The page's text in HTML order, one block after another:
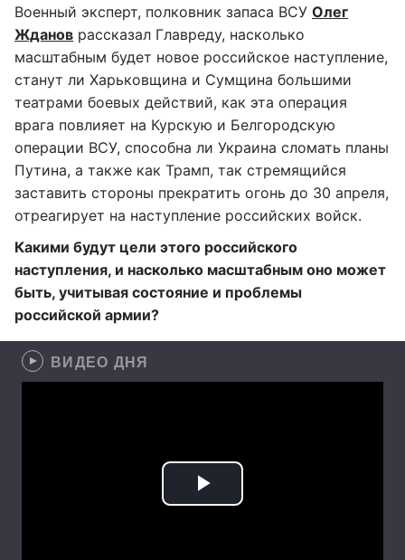
Военный эксперт, полковник запаса ВСУ Олег
Жданов рассказал Главреду, насколько
масштабным будет новое российское наступление,
станут ли Харьковщина и Сумщина большими
театрами боевых действий, как эта операция
врага повлияет на Курскую и Белгородскую
операции ВСУ, способна ли Украина сломать планы
Путина, а также как Трамп, так стремящийся
заставить стороны прекратить огонь до 30 апреля,
отреагирует на наступление российских войск.
Какими будут цели этого российского
наступления, и насколько масштабным оно может
быть, учитывая состояние и проблемы
российской армии?
ВИДЕО ДНЯ